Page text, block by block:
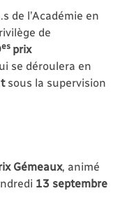
de l’Académie en
de
es prix
se déroulera en
sous la supervision
Gémeaux, animé
13 septembre